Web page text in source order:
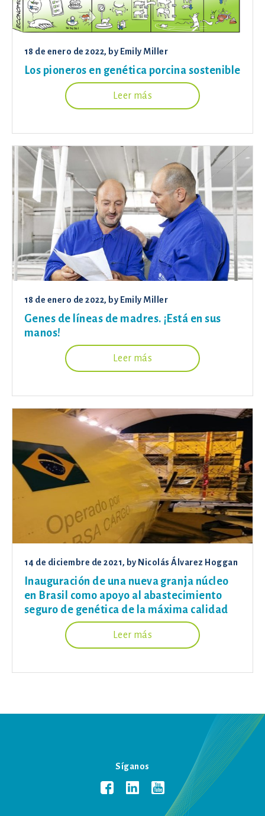
18 de enero de 2022, by Emily Miller
Los pioneros en genética porcina sostenible
Leer más
18 de enero de 2022, by Emily Miller
Genes de líneas de madres. ¡Está en sus
manos!
Leer más
14 de diciembre de 2021, by Nicolás Álvarez Hoggan
Inauguración de una nueva granja núcleo
en Brasil como apoyo al abastecimiento
seguro de genética de la máxima calidad
Leer más
Síganos